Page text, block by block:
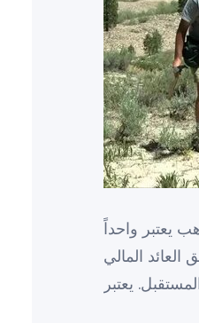
يعتبر واحداً
المالي
يعتبر